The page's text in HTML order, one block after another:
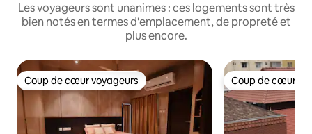
Les voyageurs sont unanimes : ces logements sont très
bien notés en termes d'emplacement, de propreté et
plus encore.
Coup de cœur voyageurs
Coup de cœur voyageurs Coup de cœur
Coup de cœur